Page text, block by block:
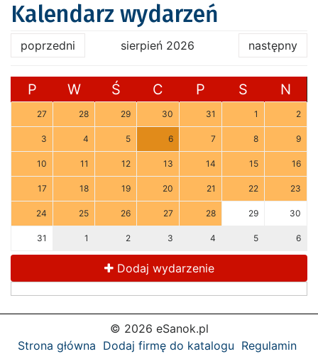
Kalendarz wydarzeń
poprzedni sierpień 2026 następny
P W Ś C P S N
27 28 29 30 31 1 2
3 4 5 6 7 8 9
10 11 12 13 14 15 16
17 18 19 20 21 22 23
24 25 26 27 28 29 30
31 1 2 3 4 5 6
Dodaj wydarzenie
© 2026 eSanok.pl
Strona główna Dodaj firmę do katalogu Regulamin